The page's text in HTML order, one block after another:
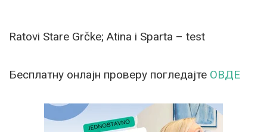
Ratovi Stare Grčke; Atina i Sparta – test
Бесплатну онлајн проверу погледајте ОВДЕ